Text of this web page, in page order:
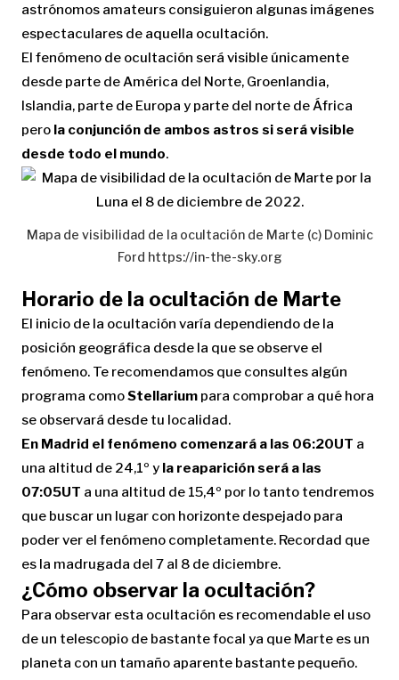
astrónomos amateurs consiguieron algunas imágenes
espectaculares de aquella ocultación.
El fenómeno de ocultación será visible únicamente
desde parte de América del Norte, Groenlandia,
Islandia, parte de Europa y parte del norte de África
pero la conjunción de ambos astros si será visible
desde todo el mundo.
Mapa de visibilidad de la ocultación de Marte (c) Dominic
Ford https://in-the-sky.org
Horario de la ocultación de Marte
El inicio de la ocultación varía dependiendo de la
posición geográfica desde la que se observe el
fenómeno. Te recomendamos que consultes algún
programa comoStellarium para comprobar a qué hora
se observará desde tu localidad.
En Madrid el fenómeno comenzará a las 06:20UT a
una altitud de 24,1º y la reaparición será a las
07:05UT a una altitud de 15,4º por lo tanto tendremos
que buscar un lugar con horizonte despejado para
poder ver el fenómeno completamente. Recordad que
es la madrugada del 7 al 8 de diciembre.
¿Cómo observar la ocultación?
Para observar esta ocultación es recomendable el uso
de un telescopio de bastante focal ya que Marte es un
planeta con un tamaño aparente bastante pequeño.